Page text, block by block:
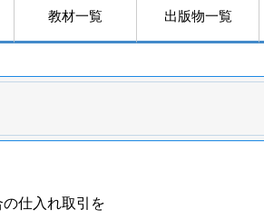
教材一覧 出版物一覧
仕入れ取引を